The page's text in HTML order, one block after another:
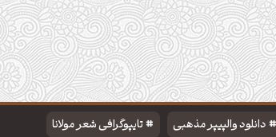
دانلود والپیپر مذهبی تایپوگرافی شعر مولانا